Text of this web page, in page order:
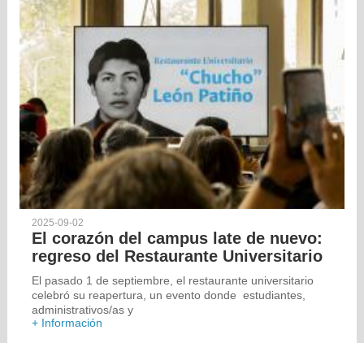
2025-09-02
El corazón del campus late de nuevo:
regreso del Restaurante Universitario
El pasado 1 de septiembre, el restaurante universitario
celebró su reapertura, un evento donde estudiantes,
administrativos/as y
+ Información